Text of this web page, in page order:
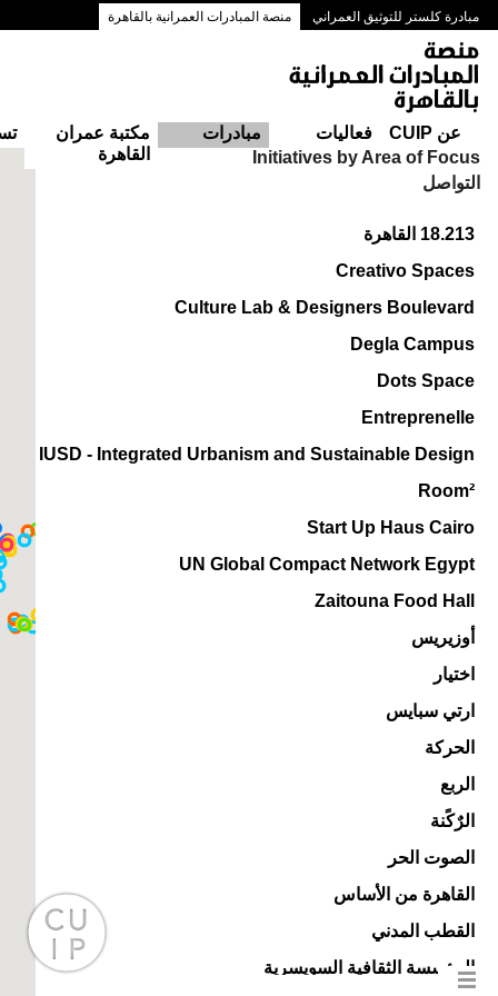
مبادرة كلستر للتوثيق العمراني منصة المبادرات العمرانية بالقاهرة
ممرات وسط البلد بالقاهرة
عن CUIP فعاليات مبادرات
مكتبة عمران
القاهرة
Initiatives by Area of Focus
التواصل
18.213 القاهرة
Creativo Spaces
Culture Lab & Designers Boulevard
Degla Campus
Dots Space
Entreprenelle
IUSD - Integrated Urbanism and Sustainable Design
Room²
Start Up Haus Cairo
UN Global Compact Network Egypt
Zaitouna Food Hall
أوزيريس
اختيار
ارتي سبايس
الحركة
الربع
الرٌكًنة
الصوت الحر
القاهرة من الأساس
القطب المدني
المؤسسة الثقافية السويسرية